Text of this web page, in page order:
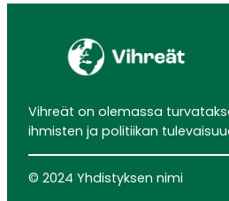
Vihreät on olemassa
ihmisten ja politiikan
© 2024 Yhdistyksen nimi